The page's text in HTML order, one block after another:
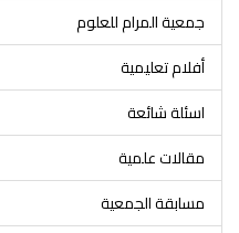
جمعية المرام للعلوم
أفلام تعليمية
اسئلة شائعة
مقالات علمية
مسابقة الجمعية